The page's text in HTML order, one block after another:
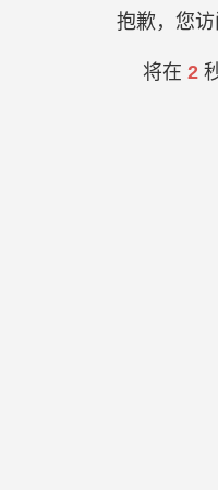
抱歉，您访
将在 2